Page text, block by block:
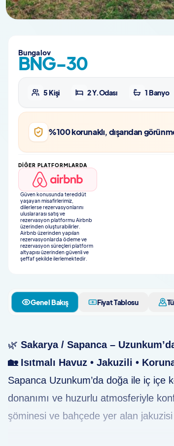
Bungalov
BNG-30
5 Kişi 2 Y.Odası 1 Banyo
%100 korunaklı, dışarıdan
DIĞER PLATFORMLARDA
Güven konusunda tereddüt
yaşayan misafirlerimiz,
dilerlerse rezervasyonlarını
uluslararası satış ve
rezervasyon platformu Airbnb
üzerinden oluşturabilirler.
Airbnb üzerinden yapılan
rezervasyonlarda ödeme ve
rezervasyon süreçleri platform
altyapısı üzerinden güvenli ve
şeffaf şekilde ilerlemektedir.
Genel Bakış Fiyat Tablosu
🌿 Sakarya / Sapanca –
🏡 Isıtmalı Havuz • Jakuzili •
Sapanca Uzunkum’da doğa ile iç içe
donanımı ve huzurlu atmosferiyle
şöminesi ve bahçede yer alan